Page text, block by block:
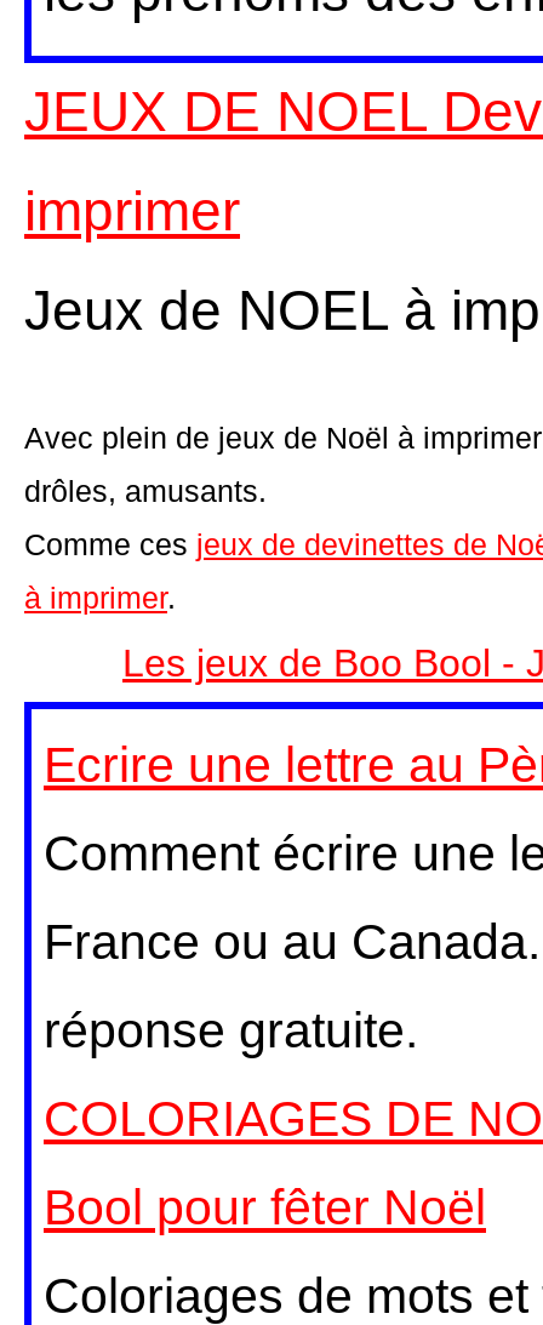
JEUX DE NOEL
imprimer
Jeux de NOEL à
Avec plein de jeux de Noël à
drôles, amusants.
Comme ces jeux de devinettes de
à imprimer.
Les jeux de Boo Bool -
Ecrire une lettre au
Comment écrire une
France ou au
réponse gratuite.
COLORIAGES DE
Bool pour fêter Noël
Coloriages de mots